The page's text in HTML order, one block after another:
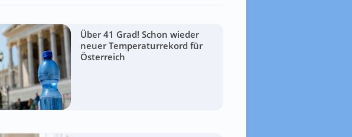
Über 41 Grad! Schon wieder
neuer Temperaturrekord für
Österreich